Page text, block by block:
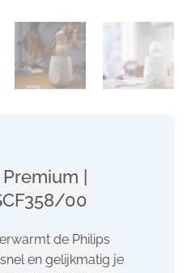
|
00
de Philips
en gelijkmatig je